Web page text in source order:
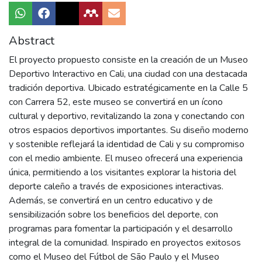
Abstract
El proyecto propuesto consiste en la creación de un Museo
Deportivo Interactivo en Cali, una ciudad con una destacada
tradición deportiva. Ubicado estratégicamente en la Calle 5
con Carrera 52, este museo se convertirá en un ícono
cultural y deportivo, revitalizando la zona y conectando con
otros espacios deportivos importantes. Su diseño moderno
y sostenible reflejará la identidad de Cali y su compromiso
con el medio ambiente. El museo ofrecerá una experiencia
única, permitiendo a los visitantes explorar la historia del
deporte caleño a través de exposiciones interactivas.
Además, se convertirá en un centro educativo y de
sensibilización sobre los beneficios del deporte, con
programas para fomentar la participación y el desarrollo
integral de la comunidad. Inspirado en proyectos exitosos
como el Museo del Fútbol de São Paulo y el Museo